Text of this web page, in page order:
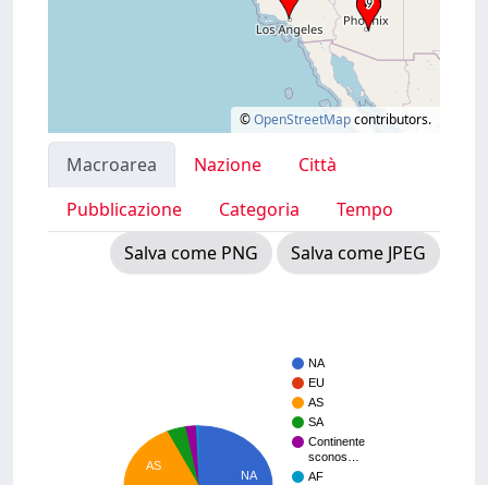
©OpenStreetMapcontributors.
Macroarea Nazione
Città
Pubblicazione
Categoria
Tempo
Salva come PNG
Salva come JPEG
NA
EU
AS
SA
Continente
sconos…
AF
NA
AS